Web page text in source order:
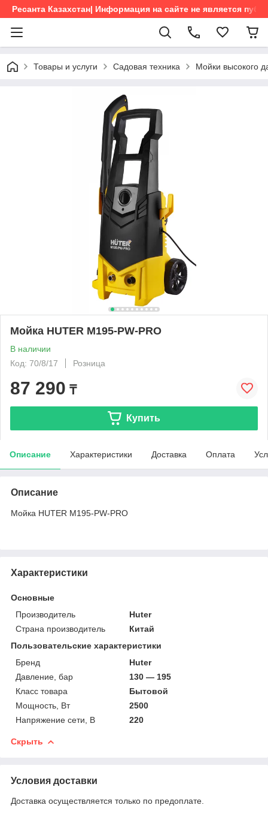
Ресанта Казахстан| Информация на сайте не является
Товары и услуги Садовая техника Мойки высокого
Мойка HUTER M195-PW-PRO
В наличии
Код: 70/8/17
Розница
87 290 ₸
Купить
Описание Характеристики Доставка Оплата
Описание
Мойка HUTER M195-PW-PRO
Характеристики
Основные
Производитель
Huter
Страна производитель
Китай
Пользовательские характеристики
Бренд
Huter
Давление, бар
130 — 195
Класс товара
Бытовой
Мощность, Вт
2500
Напряжение сети, В
220
Скрыть
Условия доставки
Доставка осуществляется только по предоплате.